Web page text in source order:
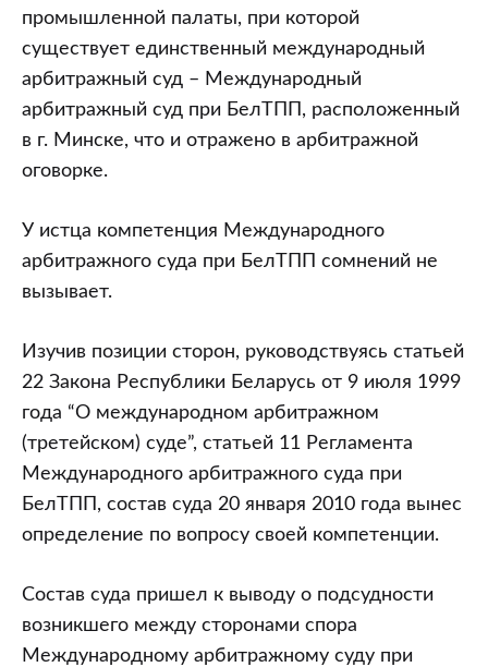
промышленной палаты, при которой
существует единственный международный
арбитражный суд – Международный
арбитражный суд при БелТПП, расположенный
в г. Минске, что и отражено в арбитражной
оговорке.
У истца компетенция Международного
арбитражного суда при БелТПП сомнений не
вызывает.
Изучив позиции сторон, руководствуясь статьей
22 Закона Республики Беларусь от 9 июля 1999
года “О международном арбитражном
(третейском) суде”, статьей 11 Регламента
Международного арбитражного суда при
БелТПП, состав суда 20 января 2010 года вынес
определение по вопросу своей компетенции.
Состав суда пришел к выводу о подсудности
возникшего между сторонами спора
Международному арбитражному суду при